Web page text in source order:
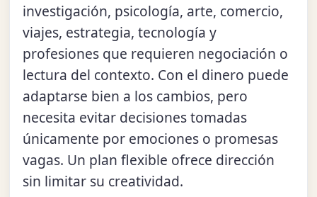
investigación, psicología, arte, comercio,
viajes, estrategia, tecnología y
profesiones que requieren negociación o
lectura del contexto. Con el dinero puede
adaptarse bien a los cambios, pero
necesita evitar decisiones tomadas
únicamente por emociones o promesas
vagas. Un plan flexible ofrece dirección
sin limitar su creatividad.